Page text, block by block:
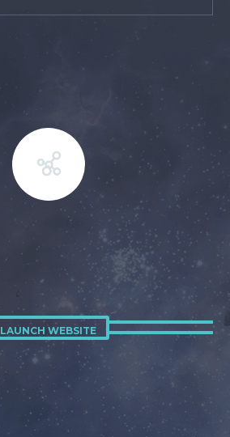
LAUNCH WEBSITE